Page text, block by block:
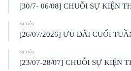
[30/7- 06/08] CHUỖI SỰ KIỆN
Sự kiện
[26/07/2026] ƯU ĐÃI CUỐI
Sự kiện
[23/07-28/07] CHUỖI SỰ KIỆN